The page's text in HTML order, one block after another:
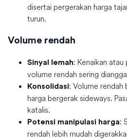
disertai pergerakan harga
turun.
Volume rendah
Sinyal lemah: Kenaikan atau
volume rendah sering
Konsolidasi: Volume rendah
harga bergerak sideways.
katalis.
Potensi manipulasi harga:
rendah lebih mudah